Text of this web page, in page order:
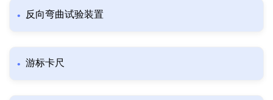
反向弯曲试验装置
游标卡尺